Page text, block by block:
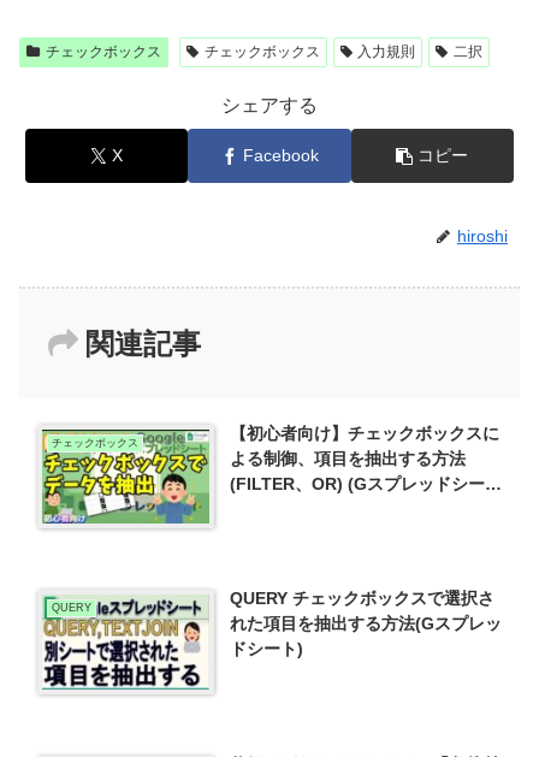
チェックボックス チェックボックス 入力規則 二択
シェアする
X Facebook コピー
hiroshi
関連記事
チェックボックス
【初心者向け】チェックボックスに
よる制御、項目を抽出する方法
(FILTER、OR) (Gスプレッドシー
QUERY
QUERY チェックボックスで選択さ
れた項目を抽出する方法(Gスプレッ
ドシート)